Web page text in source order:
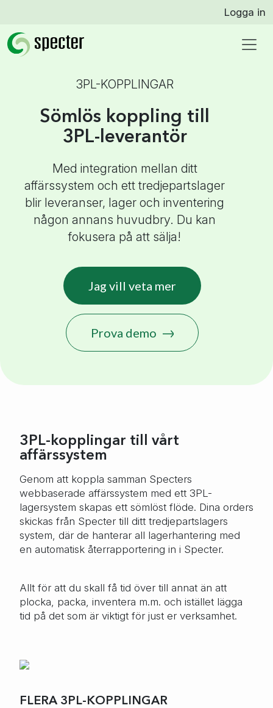
Logga in
3PL-KOPPLINGAR
Sömlös koppling till
3PL-leverantör
Med integration mellan ditt
affärssystem och ett tredjepartslager
blir leveranser, lager och inventering
någon annans huvudbry. Du kan
fokusera på att sälja!
Jag vill veta mer
Prova demo
3PL-kopplingar till vårt
affärssystem
Genom att koppla samman Specters
webbaserade affärssystem med ett 3PL-
lagersystem skapas ett sömlöst flöde. Dina orders
skickas från Specter till ditt tredjepartslagers
system, där de hanterar all lagerhantering med
en automatisk återrapportering in i Specter.
Allt för att du skall få tid över till annat än att
plocka, packa, inventera m.m. och istället lägga
tid på det som är viktigt för just er verksamhet.
FLERA 3PL-KOPPLINGAR